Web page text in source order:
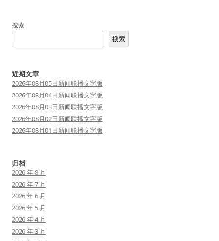
搜索
搜索
近期文章
2026年08月05日新闻联播文字版
2026年08月04日新闻联播文字版
2026年08月03日新闻联播文字版
2026年08月02日新闻联播文字版
2026年08月01日新闻联播文字版
归档
2026 年 8 月
2026 年 7 月
2026 年 6 月
2026 年 5 月
2026 年 4 月
2026 年 3 月